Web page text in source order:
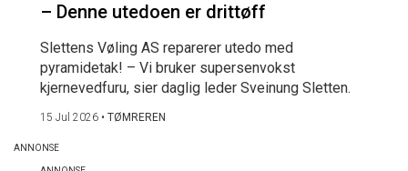
– Denne utedoen er drittøff
Slettens Vøling AS reparerer utedo med
pyramidetak! – Vi bruker supersenvokst
kjernevedfuru, sier daglig leder Sveinung Sletten.
15 Jul 2026 • TØMREREN